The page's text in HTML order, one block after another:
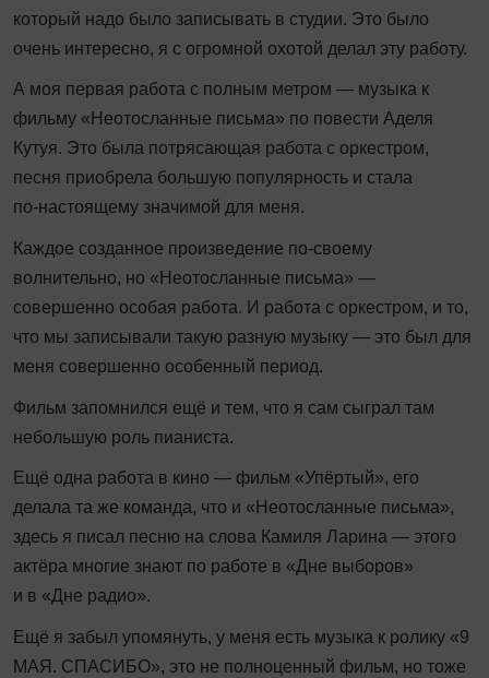
который надо было записывать в студии. Это было
очень интересно, я с огромной охотой делал эту работу.
А моя первая работа с полным метром — музыка к
фильму «Неотосланные письма» по повести Аделя
Кутуя. Это была потрясающая работа с оркестром,
песня приобрела большую популярность и стала
по‑настоящему значимой для меня.
Каждое созданное произведение по‑своему
волнительно, но «Неотосланные письма» —
совершенно особая работа. И работа с оркестром, и то,
что мы записывали такую разную музыку — это был для
меня совершенно особенный период.
Фильм запомнился ещё и тем, что я сам сыграл там
небольшую роль пианиста.
Ещё од­на работа в кино — фильм «Упёртый», его
делала та же команда, что и «Неотосланные письма»,
здесь я писал песню на слова Камиля Ларина — этого
актёра многие знают по работе в «Дне выборов»
и в «Дне радио».
Ещё я забыл упомянуть, у меня есть музыка к ролику «9
МАЯ. СПАСИБО», это не полноценный фильм, но тоже